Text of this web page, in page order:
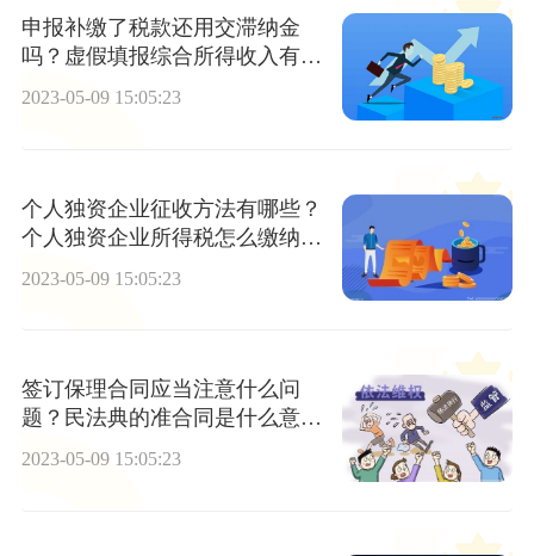
申报补缴了税款还用交滞纳金
吗？虚假填报综合所得收入有什
么后果？
2023-05-09 15:05:23
个人独资企业征收方法有哪些？
个人独资企业所得税怎么缴纳
2023-05-09 15:05:23
签订保理合同应当注意什么问
题？民法典的准合同是什么意
思？
2023-05-09 15:05:23